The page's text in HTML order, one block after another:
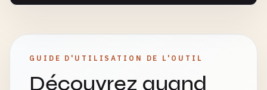
GUIDE D'UTILISATION DE L'OUTIL
Découvrez quand